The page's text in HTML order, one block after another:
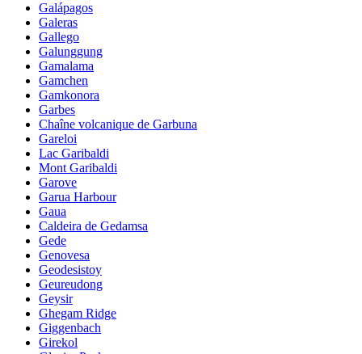
Galápagos
Galeras
Gallego
Galunggung
Gamalama
Gamchen
Gamkonora
Garbes
Chaîne volcanique de Garbuna
Gareloi
Lac Garibaldi
Mont Garibaldi
Garove
Garua Harbour
Gaua
Caldeira de Gedamsa
Gede
Genovesa
Geodesistoy
Geureudong
Geysir
Ghegam Ridge
Giggenbach
Girekol